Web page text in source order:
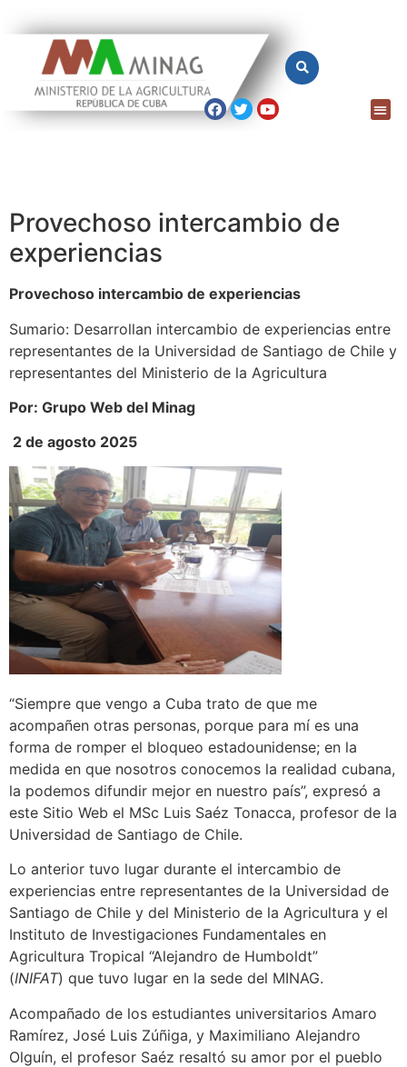
Provechoso intercambio de
experiencias
Provechoso intercambio de experiencias
Sumario: Desarrollan intercambio de experiencias entre
representantes de la Universidad de Santiago de Chile y
representantes del Ministerio de la Agricultura
Por: Grupo Web del Minag
2 de agosto 2025
“Siempre que vengo a Cuba trato de que me
acompañen otras personas, porque para mí es una
forma de romper el bloqueo estadounidense; en la
medida en que nosotros conocemos la realidad cubana,
la podemos difundir mejor en nuestro país”, expresó a
este Sitio Web el MSc Luis Saéz Tonacca, profesor de la
Universidad de Santiago de Chile.
Lo anterior tuvo lugar durante el intercambio de
experiencias entre representantes de la Universidad de
Santiago de Chile y del Ministerio de la Agricultura y el
Instituto de Investigaciones Fundamentales en
Agricultura Tropical “Alejandro de Humboldt”
(INIFAT) que tuvo lugar en la sede del MINAG.
Acompañado de los estudiantes universitarios Amaro
Ramírez, José Luis Zúñiga, y Maximiliano Alejandro
Olguín, el profesor Saéz resaltó su amor por el pueblo